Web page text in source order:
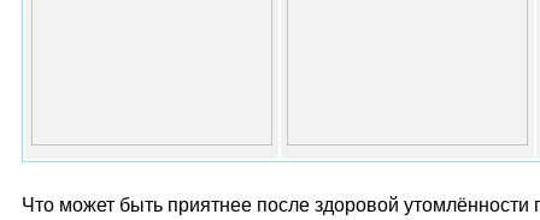
Что может быть приятнее после здоровой утомлённости